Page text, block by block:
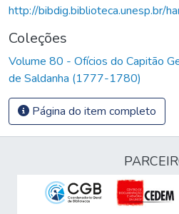
http://bibdig.biblioteca.unesp.br/
Coleções
Volume 80 - Ofícios do Capitão
de Saldanha (1777-1780)
Página do item completo